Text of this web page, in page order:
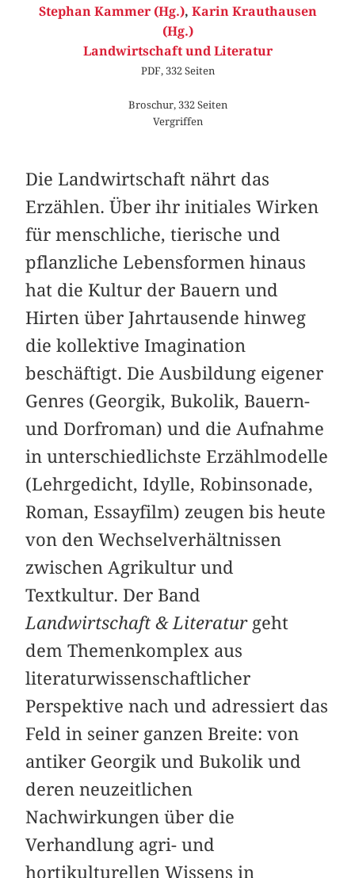
Stephan Kammer (Hg.), Karin Krauthausen
(Hg.)
Landwirtschaft und Literatur
PDF, 332 Seiten
Broschur, 332 Seiten
Vergriffen
Die Landwirtschaft nährt das
Erzählen. Über ihr initiales Wirken
für menschliche, tierische und
pflanzliche Lebensformen hinaus
hat die Kultur der Bauern und
Hirten über Jahrtausende hinweg
die kollektive Imagination
beschäftigt. Die Ausbildung eigener
Genres (Georgik, Bukolik, Bauern-
und Dorfroman) und die Aufnahme
in unterschiedlichste Erzählmodelle
(Lehrgedicht, Idylle, Robinsonade,
Roman, Essayfilm) zeugen bis heute
von den Wechselverhältnissen
zwischen Agrikultur und
Textkultur. Der Band
Landwirtschaft & Literaturgeht
dem Themenkomplex aus
literaturwissenschaftlicher
Perspektive nach und adressiert das
Feld in seiner ganzen Breite: von
antiker Georgik und Bukolik und
deren neuzeitlichen
Nachwirkungen über die
Verhandlung agri- und
hortikulturellen Wissens in